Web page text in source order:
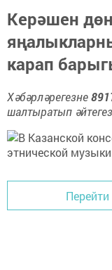
Керәшен
карап
Хәбәрләрегезне
шалтыратып